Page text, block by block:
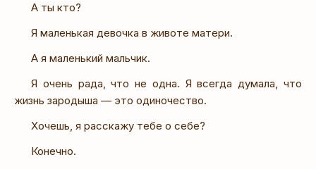
А ты кто?
Я маленькая девочка в животе матери.
А я маленький мальчик.
Я очень рада, что не одна. Я всегда думала, что
жизнь зародыша — это одиночество.
Хочешь, я расскажу тебе о себе?
Конечно.